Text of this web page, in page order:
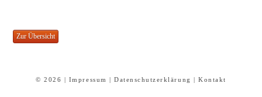
© 2026 | Impressum |Datenschutzerklärung |Kontakt